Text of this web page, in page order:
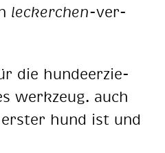
le­cker­chen-ver­
die hun­de­er­zie­
werk­zeug. auch
hund ist und